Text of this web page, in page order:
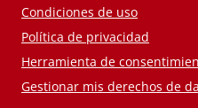
Condiciones de uso
Política de privacidad
Herramienta de
Gestionar mis derechos de